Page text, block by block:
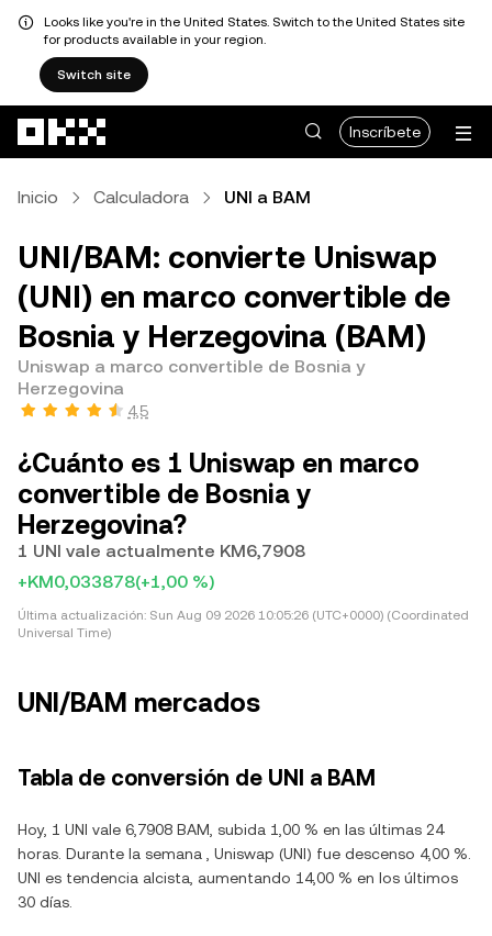
Looks like you're in the United States. Switch to the United States site
for products available in your region.
Switch site
Inscríbete
Inicio Calculadora UNI a BAM
UNI/BAM: convierte Uniswap
(UNI) en marco convertible de
Bosnia y Herzegovina (BAM)
Uniswap a marco convertible de Bosnia y
Herzegovina
4,5
¿Cuánto es 1 Uniswap en marco
convertible de Bosnia y
Herzegovina?
1 UNI vale actualmente KM6,7908
+KM0,033878(+1,00 %)
Última actualización: Sun Aug 09 2026 10:05:26 (UTC+0000) (Coordinated
Universal Time)
UNI/BAM mercados
Tabla de conversión de UNI a BAM
Hoy, 1 UNI vale 6,7908 BAM, subida 1,00 % en las últimas 24
horas. Durante la semana , Uniswap (UNI) fue descenso 4,00 %.
UNI es tendencia alcista, aumentando 14,00 % en los últimos
30 días.